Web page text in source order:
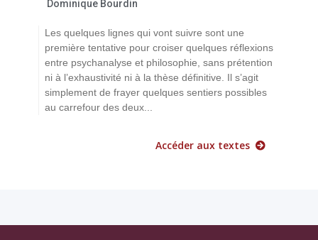
Dominique Bourdin
Les quelques lignes qui vont suivre sont une
première tentative pour croiser quelques réflexions
entre psychanalyse et philosophie, sans prétention
ni à l’exhaustivité ni à la thèse définitive. Il s’agit
simplement de frayer quelques sentiers possibles
au carrefour des deux...
Accéder aux textes